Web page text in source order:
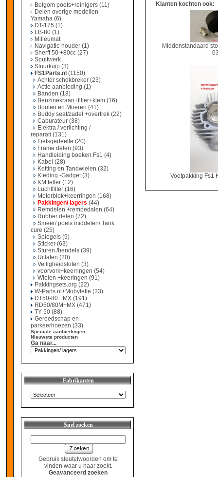
Belgom poets+reinigers (11)
Delen overige modellen
Yamaha (6)
DT-175 (1)
LB-80 (1)
Milieumat
Navigatie houder (1)
Sherff 50 +80cc (27)
Spuitwerk
Stuurkuip (3)
FS1Parts.nl (1150)
Achter schokbreker (23)
Actie aanbieding (1)
Banden (18)
Benzinekraan+filter+klem (16)
Bouten en Moeren (41)
Buddy seat/zadel +overtrek (22)
Caburateur (38)
Elektra / verlichting /
reparati (131)
Fietsgedeelte (20)
Frame delen (93)
Handleiding boeken Fs1 (4)
Kabel (28)
Ketting en Tandwielen (32)
Kleding -Gadget(3)
KM teller (12)
Luchtfilter (16)
Motorblok+keerringen (168)
Pakkingen/ lagers (44)
Remdelen +rempedalen (64)
Rubber delen (72)
Smeer/ poets middelen/ Tank
cure (25)
Spiegels (9)
Sticker (63)
Sturen /hendels (39)
Uitlaten (20)
Veiligheidsloten (3)
voorvork+keerringen (54)
Wielen +keeringen (91)
Pakkingsets.org (22)
W-Parts.nl+Mobylette (23)
DT50-80 +MX (191)
RD50/80M+MX (471)
TY-50 (88)
Gereedschap en
parkeerhoezen (33)
Speciale aanbiedingen
Nieuwste producten
Ga naar...
Fabrikanten
Snel zoeken
Gebruik sleutelwoorden om te
vinden waar u naar zoekt.
Geavanceerd zoeken
Klanten kochten ook:
Middenstandaard
Voetpakking Fs1